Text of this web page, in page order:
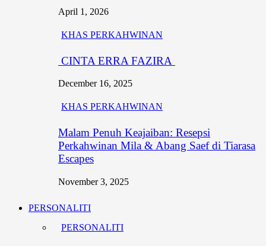
April 1, 2026
KHAS PERKAHWINAN
CINTA ERRA FAZIRA
December 16, 2025
KHAS PERKAHWINAN
Malam Penuh Keajaiban: Resepsi
Perkahwinan Mila & Abang Saef di Tiarasa
Escapes
November 3, 2025
PERSONALITI
PERSONALITI